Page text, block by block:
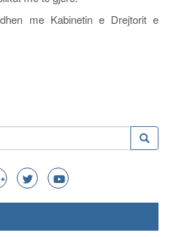
me Kabinetin e Drejtorit e
Kërko